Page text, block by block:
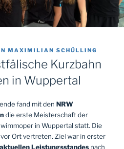
MAXIMILIAN SCHÜLLING
Kurzbahn
in Wuppertal
fand mit den NRW
die erste Meisterschaft der
in Wuppertal statt. Die
vor Ort vertreten. Ziel war in erster
Leistungsstandes nach